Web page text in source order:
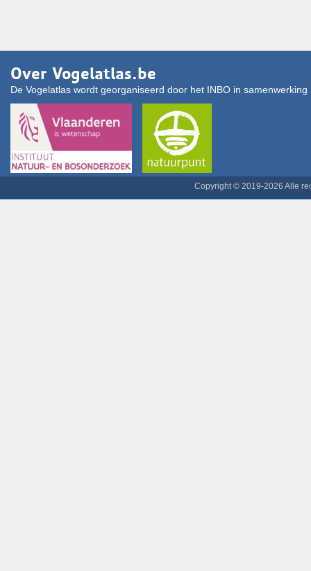
Over Vogelatlas.be
De Vogelatlas wordt georganiseerd door het INBO in
Copyright © 2019-2026 Alle